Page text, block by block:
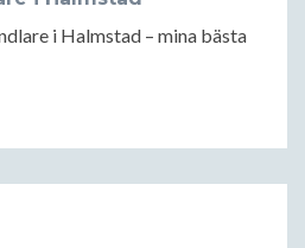
i Halmstad – mina bästa